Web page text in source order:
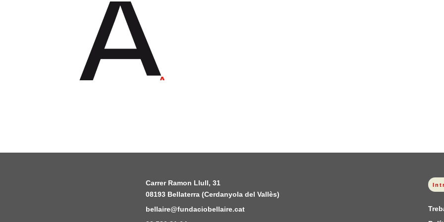
Carrer Ramon Llull, 31
08193 Bellaterra (Cerdanyola del Vallès)
bellaire@fundaciobellaire.cat